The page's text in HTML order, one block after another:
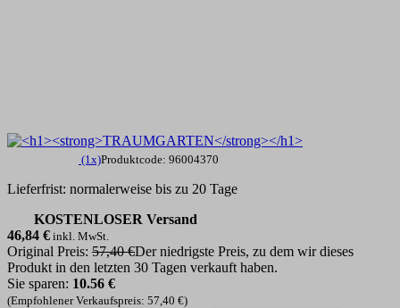
(1x)Produktcode: 96004370
Lieferfrist: normalerweise bis zu 20 Tage
KOSTENLOSER Versand
46,84 € inkl. MwSt.
Original Preis: 57,40 €Der niedrigste Preis, zu dem wir dieses
Produkt in den letzten 30 Tagen verkauft haben.
Sie sparen: 10.56 €
(Empfohlener Verkaufspreis: 57,40 €)